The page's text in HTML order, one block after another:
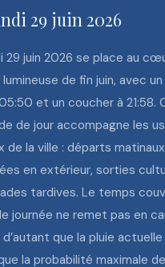
29 juin 2026
29 juin 2026 se place au
de fin juin, avec
et un coucher à 21:58.
de jour accompagne les
de la ville : départs
en extérieur, sorties
tardives. Le temps
journée ne remet pas en
que la pluie
la probabilité maximale